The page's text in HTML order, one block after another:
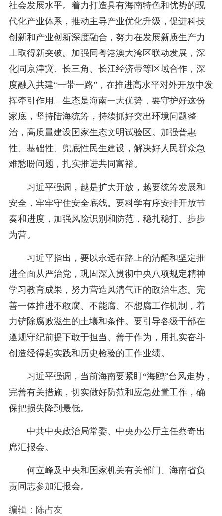
社会发展水平。着力打造具有海南特色和优势的现
代化产业体系，推动主导产业优化升级，促进科技
创新和产业创新深度融合，努力在发展新质生产力
上取得新突破。加强同粤港澳大湾区联动发展，深
化同京津冀、长三角、长江经济带等区域合作，深
度融入共建“一带一路”，在推进高水平对外开放中发
挥牵引作用。生态是海南一大优势，要守护好这份
家底，坚持陆海统筹，持续抓好突出环境问题整
治，高质量建设国家生态文明试验区。加强普惠
性、基础性、兜底性民生建设，解决好人民群众急
难愁盼问题，扎实推进共同富裕。
习近平强调，越是扩大开放，越要统筹发展和
安全，牢牢守住安全底线。要科学有序安排开放节
奏和进度，加强风险识别和防范，稳扎稳打、步步
为营。
习近平指出，要以永远在路上的清醒和坚定推
进全面从严治党，巩固深入贯彻中央八项规定精神
学习教育成果，努力营造风清气正的政治生态。完
善一体推进不敢腐、不能腐、不想腐工作机制，着
力铲除腐败滋生的土壤和条件。要引导各级干部在
遵规守纪前提下敢于担当、善于作为，用扎实奋斗
创造经得起实践和历史检验的工作业绩。
习近平强调，当前海南要紧盯“海鸥”台风走势，
完善有关措施，切实做好防范和应急处置工作，确
保把损失降到最低。
中共中央政治局常委、中央办公厅主任蔡奇出
席汇报会。
何立峰及中央和国家机关有关部门、海南省负
责同志参加汇报会。
编辑：陈占友